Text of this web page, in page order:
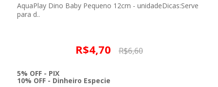
AquaPlay Dino Baby Pequeno 12cm - unidadeDicas:Serve
para d..
R$4,70 R$6,60
5% OFF - PIX
10% OFF - Dinheiro Especie